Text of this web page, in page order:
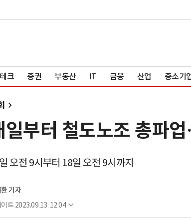
크 증권 부동산 IT 금융 산업 중소기
일부터 철도노조 총파
오전 9시부터 18일 오전 9시까지
기자
트 2023.09.13. 12:04